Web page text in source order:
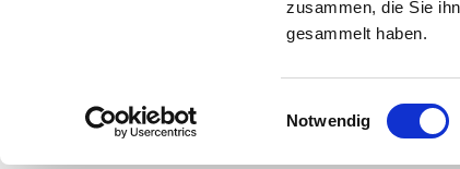
zusammen, die Sie
gesammelt haben.
Einwilligungsauswahl
NotwendigHier geht es